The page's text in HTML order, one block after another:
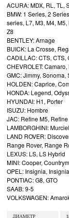
ACURA: MDX, RL, TL,
BMW: 1 Series, 2
series, L7, M3, M4,
Z8
BENTLEY: Arnage
BUICK: La Crosse,
CADILLAC: CTS, CTS,
CHEVROLET:
GMC: Jimmy, Sonoma,
HOLDEN: Caprice,
HONDA: Legend,
HYUNDAI: H1, Porter
ISUZU: Hombre
JAC: Refine M5, Refine
LAMBORGHINI:
LAND ROVER:
Range Rover, Range
LEXUS: LS, LS Hybrid
MINI: Cooper,
OPEL: Insignia,
PONTIAC: G8, GTO
SAAB: 9-5
VOLKSWAGEN:
ДИАМЕТР